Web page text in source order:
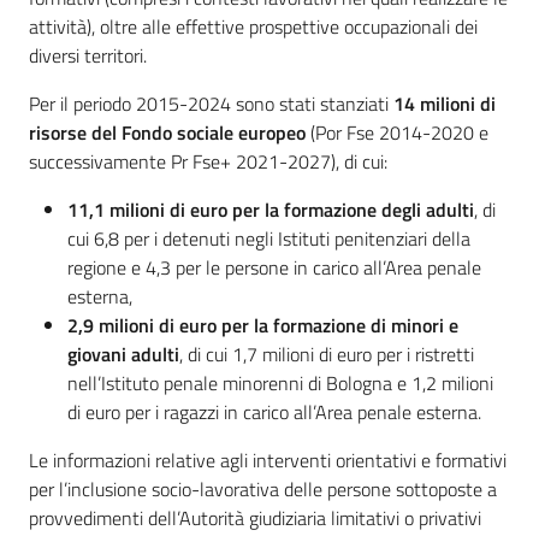
attività), oltre alle effettive prospettive occupazionali dei
diversi territori.
Per il periodo 2015-2024 sono stati stanziati 14 milioni di
risorse del Fondo sociale europeo(Por Fse 2014-2020 e
successivamente Pr Fse+ 2021-2027), di cui:
11,1 milioni di euro per la formazione degli adulti, di
cui 6,8 per i detenuti negli Istituti penitenziari della
regione e 4,3 per le persone in carico all’Area penale
esterna,
2,9 milioni di euro per la formazione di minori e
giovani adulti, di cui 1,7 milioni di euro per i ristretti
nell’Istituto penale minorenni di Bologna e 1,2 milioni
di euro per i ragazzi in carico all’Area penale esterna.
Le informazioni relative agli interventi orientativi e formativi
per l’inclusione socio-lavorativa delle persone sottoposte a
provvedimenti dell’Autorità giudiziaria limitativi o privativi